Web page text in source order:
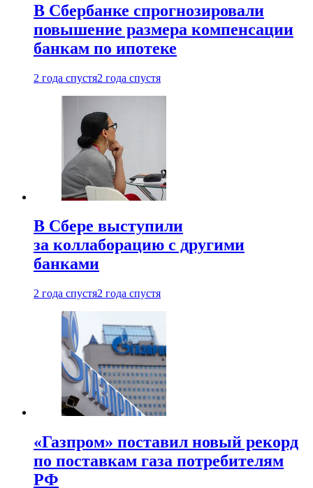
В Сбербанке спрогнозировали
повышение размера компенсации
банкам по ипотеке
2 года спустя2 года спустя
В Сбере выступили
за коллаборацию с другими
банками
2 года спустя2 года спустя
«Газпром» поставил новый рекорд
по поставкам газа потребителям
РФ